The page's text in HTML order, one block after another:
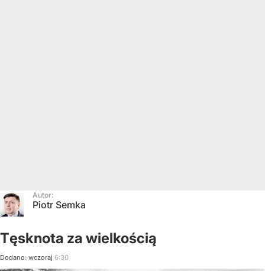
Autor:
Piotr Semka
Tęsknota za wielkością
Dodano: wczoraj 6:30